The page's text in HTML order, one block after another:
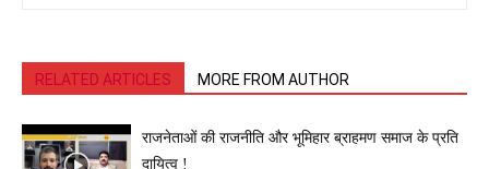
RELATED ARTICLES MORE FROM AUTHOR
राजनेताओं की राजनीति और भूमिहार ब्राहमण समाज के प्रति
दायित्व !